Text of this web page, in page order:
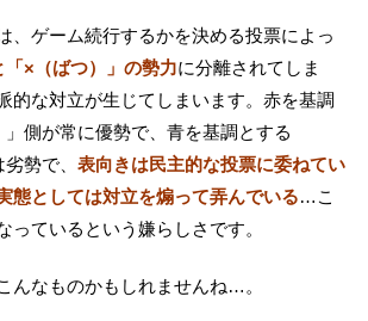
、ゲーム続行するかを決める投票によっ
「×（ばつ）」の勢力に分離されてしま
的な対立が生じてしまいます。赤を基調
側が常に優勢で、青を基調とする
勢で、 表向きは民主的な投票に委ねてい
態としては対立を煽って弄んでいる…こ
っているという嫌らしさです。
んなものかもしれませんね…。